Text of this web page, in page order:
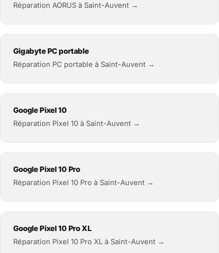
Réparation AORUS à Saint-Auvent →
Gigabyte PC portable
Réparation PC portable à Saint-Auvent →
Google Pixel 10
Réparation Pixel 10 à Saint-Auvent →
Google Pixel 10 Pro
Réparation Pixel 10 Pro à Saint-Auvent →
Google Pixel 10 Pro XL
Réparation Pixel 10 Pro XL à Saint-Auvent →